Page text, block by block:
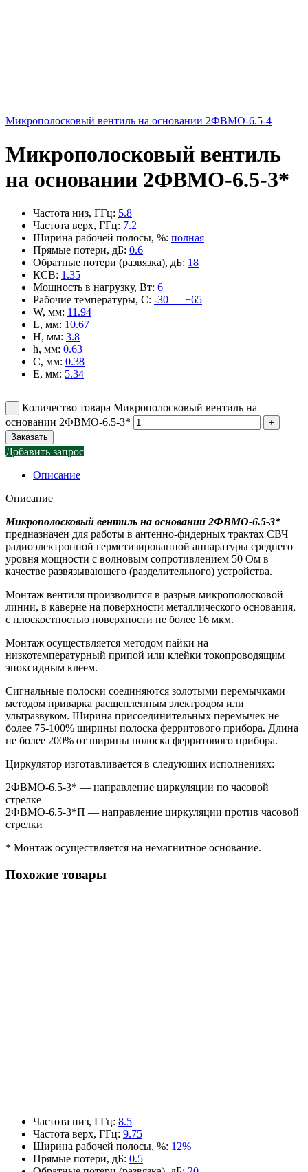
Микрополосковый вентиль на основании 2ФВМO-6.5-4
Микрополосковый вентиль
на основании 2ФВМO-6.5-3*
Частота низ, ГГц: 5.8
Частота верх, ГГц: 7.2
Ширина рабочей полосы, %: полная
Прямые потери, дБ: 0.6
Обратные потери (развязка), дБ: 18
КСВ: 1.35
Мощность в нагрузку, Вт: 6
Рабочие температуры, С: -30 — +65
W, мм: 11.94
L, мм: 10.67
H, мм: 3.8
h, мм: 0.63
C, мм: 0.38
E, мм: 5.34
Количество товара Микрополосковый вентиль на
основании 2ФВМO-6.5-3*
Заказать
Добавить запрос
Описание
Описание
Микрополосковый вентиль на основании 2ФВМO-6.5-3*
предназначен для работы в антенно-фидерных трактах СВЧ
радиоэлектронной герметизированной аппаратуры среднего
уровня мощности с волновым сопротивлением 50 Ом в
качестве развязывающего (разделительного) устройства.
Монтаж вентиля производится в разрыв микрополосковой
линии, в каверне на поверхности металлического основания,
с плоскостностью поверхности не более 16 мкм.
Монтаж осуществляется методом пайки на
низкотемпературный припой или клейки токопроводящим
эпоксидным клеем.
Сигнальные полоски соединяются золотыми перемычками
методом приварка расщепленным электродом или
ультразвуком. Ширина присоединительных перемычек не
более 75-100% ширины полоска ферритового прибора. Длина
не более 200% от ширины полоска ферритового прибора.
Циркулятор изготавливается в следующих исполнениях:
2ФВМO-6.5-3* — направление циркуляции по часовой
стрелке
2ФВМO-6.5-3*П — направление циркуляции против часовой
стрелки
* Монтаж осуществляется на немагнитное основание.
Похожие товары
Частота низ, ГГц: 8.5
Частота верх, ГГц: 9.75
Ширина рабочей полосы, %: 12%
Прямые потери, дБ: 0.5